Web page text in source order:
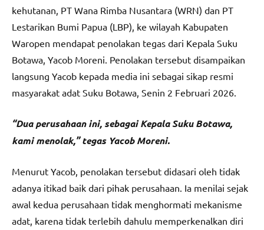
kehutanan, PT Wana Rimba Nusantara (WRN) dan PT
Lestarikan Bumi Papua (LBP), ke wilayah Kabupaten
Waropen mendapat penolakan tegas dari Kepala Suku
Botawa, Yacob Moreni. Penolakan tersebut disampaikan
langsung Yacob kepada media ini sebagai sikap resmi
masyarakat adat Suku Botawa, Senin 2 Februari 2026.
“Dua perusahaan ini, sebagai Kepala Suku Botawa,
kami menolak,” tegas Yacob Moreni.
Menurut Yacob, penolakan tersebut didasari oleh tidak
adanya itikad baik dari pihak perusahaan. Ia menilai sejak
awal kedua perusahaan tidak menghormati mekanisme
adat, karena tidak terlebih dahulu memperkenalkan diri